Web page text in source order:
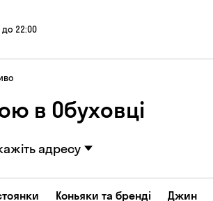
до 22:00
в Обуховці
адресу
Коньяки та бренді Джин